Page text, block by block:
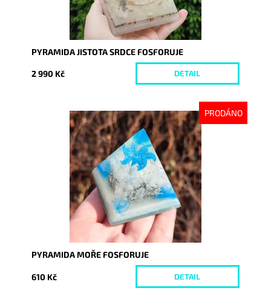
PYRAMIDA JISTOTA SRDCE FOSFORUJE
2 990 Kč DETAIL
PRODÁNO
Dostupnost:
Vyprodáno
9256
PYRAMIDA MOŘE FOSFORUJE
610 Kč DETAIL